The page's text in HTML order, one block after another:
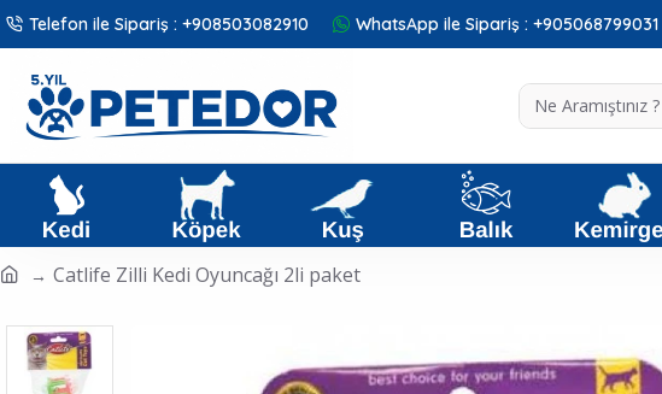
Telefon ile Sipariş : +908503082910 WhatsApp ile Sipariş : +905068799031
Catlife Zilli Kedi Oyuncağı 2li paket